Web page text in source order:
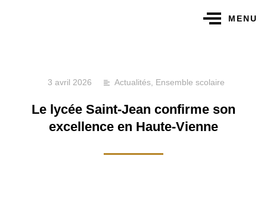
MENU
3 avril 2026 Actualités, Ensemble scolaire
Le lycée Saint-Jean confirme son
excellence en Haute-Vienne